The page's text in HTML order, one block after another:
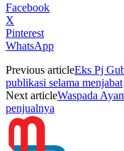
Facebook
X
Pinterest
WhatsApp
Previous articleEks Pj
publikasi selama menjabat
Next articleWaspada
penjualnya